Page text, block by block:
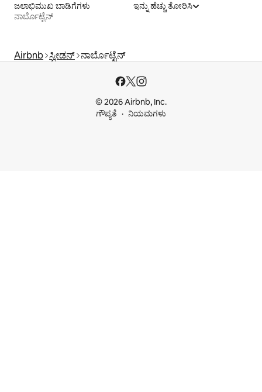
ಜಲಾಭಿಮುಖ ಬಾಡಿಗೆಗಳು
ನಾರ್ಬೊಟ್ಟೆನ್
ಇನ್ನು ಹೆಚ್ಚು ತೋರಿಸಿ
Airbnb ಸ್ವೀಡನ್ ನಾರ್ಬೊಟ್ಟೆನ್
© 2026 Airbnb, Inc.
ಗೌಪ್ಯತೆ
ನಿಯಮಗಳು